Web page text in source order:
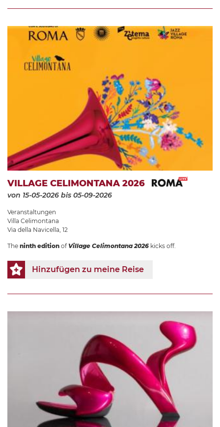
VILLAGE CELIMONTANA 2026
von 15-05-2026 bis 05-09-2026
Veranstaltungen
Villa Celimontana
Via della Navicella, 12
The ninth edition of Village Celimontana 2026 kicks off.
Hinzufügen zu meine Reise